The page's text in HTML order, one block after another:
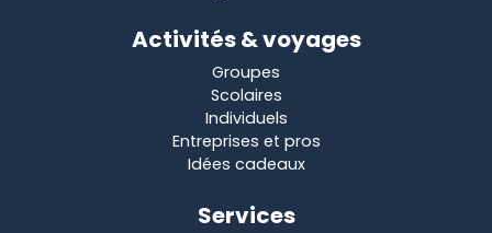
Activités & voyages
Groupes
Scolaires
Individuels
Entreprises et pros
Idées cadeaux
Services